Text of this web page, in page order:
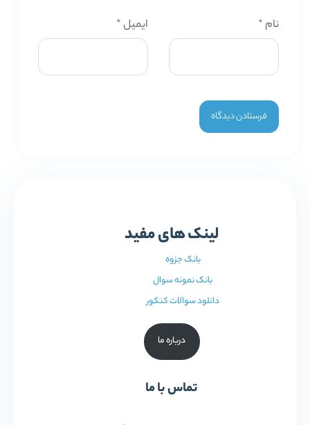
نام * ایمیل*
لینک های مفید
بانک جزوه
بانک نمونه سوال
دانلود سوالات کنکور
درباره ما
تماس با ما